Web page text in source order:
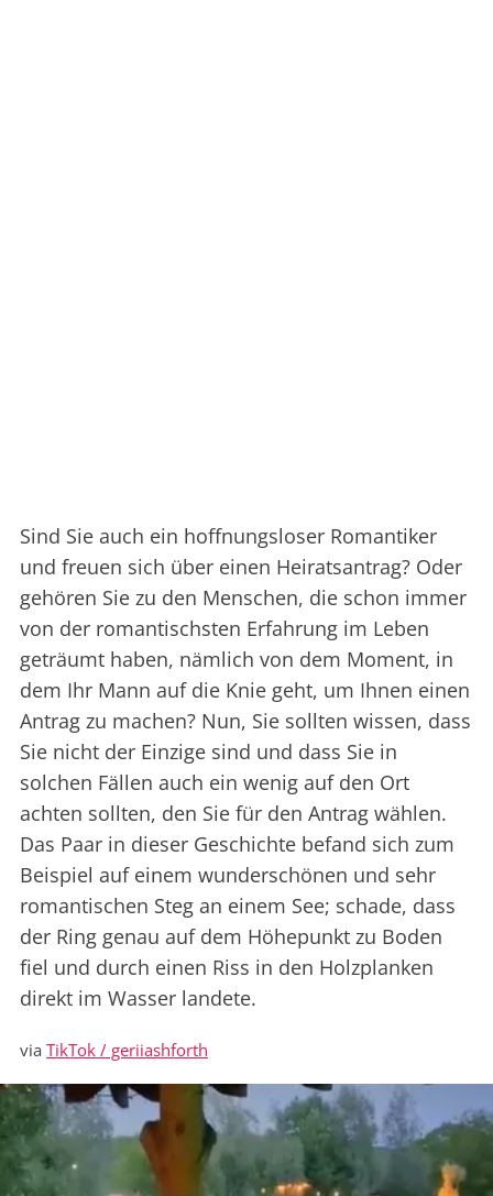
Sind Sie auch ein hoffnungsloser Romantiker
und freuen sich über einen Heiratsantrag? Oder
gehören Sie zu den Menschen, die schon immer
von der romantischsten Erfahrung im Leben
geträumt haben, nämlich von dem Moment, in
dem Ihr Mann auf die Knie geht, um Ihnen einen
Antrag zu machen? Nun, Sie sollten wissen, dass
Sie nicht der Einzige sind und dass Sie in
solchen Fällen auch ein wenig auf den Ort
achten sollten, den Sie für den Antrag wählen.
Das Paar in dieser Geschichte befand sich zum
Beispiel auf einem wunderschönen und sehr
romantischen Steg an einem See; schade, dass
der Ring genau auf dem Höhepunkt zu Boden
fiel und durch einen Riss in den Holzplanken
direkt im Wasser landete.
via TikTok / geriiashforth